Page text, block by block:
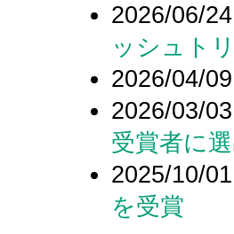
2026/06/24
ッシュト
2026/04/09
2026/03/03
受賞者に
2025/10/01
を受賞